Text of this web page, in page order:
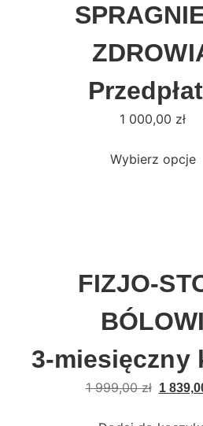
1 000,00 zł
Wybierz opcje
FIZJO-
BÓLOWI
3-miesięczny
1 999,00zł 1